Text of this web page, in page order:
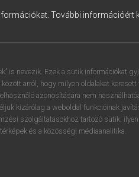
nagyszótár
További információért
is nevezik. Ezek a sütik információkat
arról, hogy milyen oldalakat keresett
azonosítására nem
kizárólag a weboldal funkcióinak
szolgáltatásokhoz tartozó sütik;
és a közösségi médiaanalitika.
6 7 8 9
t z u i
h j k l é
v b n m , .